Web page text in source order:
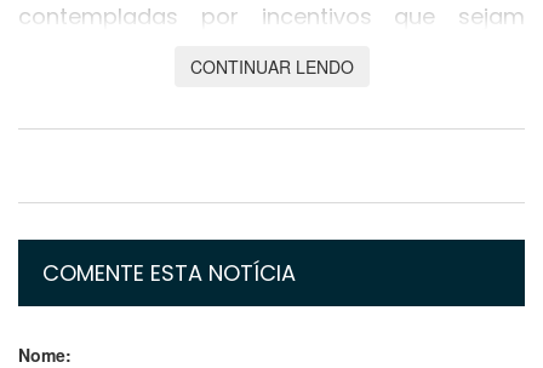
contempladas por incentivos que sejam
afetadas negativamente pela redução das
entre 2029 e 2032. A medida é necessária
transportados para o novo IVA (Imposto
sobre Valor Agregado), e as perdas poderiam
ser questionadas judicialmente pelas
companhias.
O governo federal tem hoje uma noção de
CONTINUAR LENDO
COMENTE ESTA NOTÍCIA
Nome: